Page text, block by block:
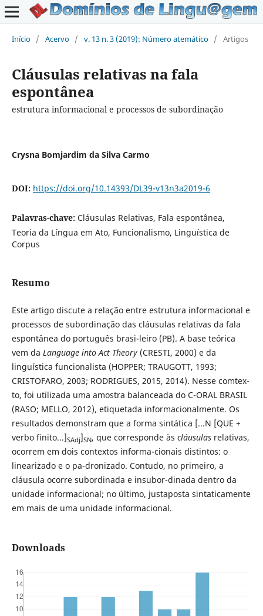
Início / Acervo / v. 13 n. 3 (2019): Número atemático / Artigos
Cláusulas relativas na fala
espontânea
estrutura informacional e processos de subordinação
Crysna Bomjardim da Silva Carmo
DOI: https://doi.org/10.14393/DL39-v13n3a2019-6
Palavras-chave: Cláusulas Relativas, Fala espontânea,
Teoria da Língua em Ato, Funcionalismo, Linguística de
Corpus
Resumo
Este artigo discute a relação entre estrutura informacional e
processos de subordinação das cláusulas relativas da fala
espontânea do português brasi-leiro (PB). A base teórica
vem da Language into Act Theory(CRESTI, 2000) e da
linguística funcionalista (HOPPER; TRAUGOTT, 1993;
CRISTOFARO, 2003; RODRIGUES, 2015, 2014). Nesse comtex-
to, foi utilizada uma amostra balanceada do C-ORAL BRASIL
(RASO; MELLO, 2012), etiquetada informacionalmente. Os
resultados demonstram que a forma sintática [...N [QUE +
verbo finito...]SAdj]SN, que corresponde às cláusulas relativas,
ocorrem em dois contextos informa-cionais distintos: o
linearizado e o pa-dronizado. Contudo, no primeiro, a
cláusula ocorre subordinada e insubor-dinada dentro da
unidade informacional; no último, justaposta sintaticamente
em mais de uma unidade informacional.
Downloads